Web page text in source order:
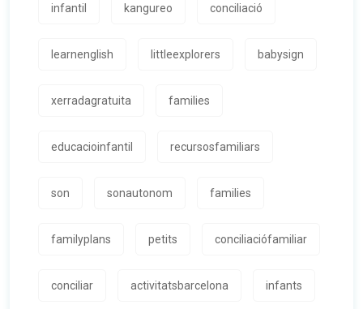
infantil kangureo conciliació
learnenglish littleexplorers babysign
xerradagratuita families
educacioinfantil recursosfamiliars
son sonautonom families
familyplans petits conciliaciófamiliar
conciliar activitatsbarcelona infants